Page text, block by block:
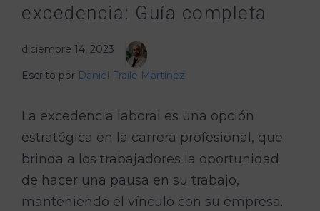
excedencia: Guía completa
diciembre 14, 2023
Escrito por Daniel Fraile Martinez
La excedencia laboral es una opción
estratégica en la carrera profesional, que
brinda a los trabajadores la oportunidad
de hacer una pausa en su trabajo,
manteniendo el vínculo con su empresa.